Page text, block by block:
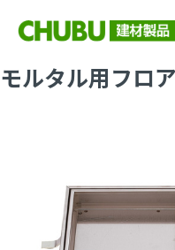
モルタル用フロ